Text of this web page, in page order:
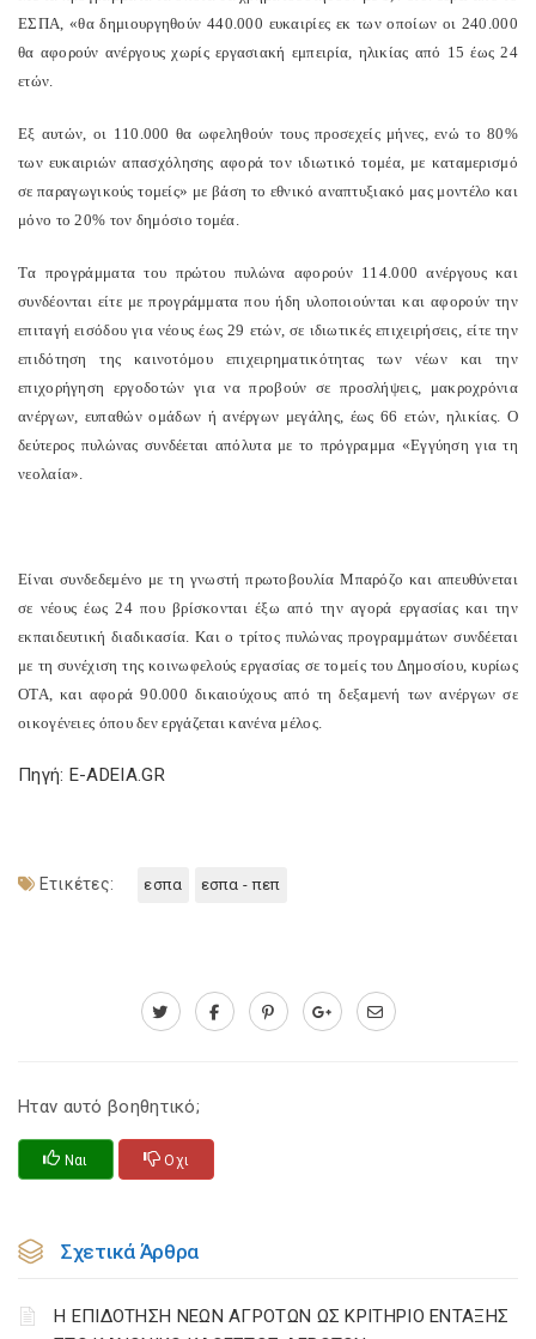
ΕΣΠΑ, «θα δημιουργηθούν 440.000 ευκαιρίες εκ των οποίων οι 240.000
θα αφορούν ανέργους χωρίς εργασιακή εμπειρία, ηλικίας από 15 έως 24
ετών.
Εξ αυτών, οι 110.000 θα ωφεληθούν τους προσεχείς μήνες, ενώ το 80%
των ευκαιριών απασχόλησης αφορά τον ιδιωτικό τομέα, με καταμερισμό
σε παραγωγικούς τομείς» με βάση το εθνικό αναπτυξιακό μας μοντέλο και
μόνο το 20% τον δημόσιο τομέα.
Tα προγράμματα του πρώτου πυλώνα αφορούν 114.000 ανέργους και
συνδέονται είτε με προγράμματα που ήδη υλοποιούνται και αφορούν την
επιταγή εισόδου για νέους έως 29 ετών, σε ιδιωτικές επιχειρήσεις, είτε την
επιδότηση της καινοτόμου επιχειρηματικότητας των νέων και την
επιχορήγηση εργοδοτών για να προβούν σε προσλήψεις, μακροχρόνια
ανέργων, ευπαθών ομάδων ή ανέργων μεγάλης, έως 66 ετών, ηλικίας. Ο
δεύτερος πυλώνας συνδέεται απόλυτα με το πρόγραμμα «Εγγύηση για τη
νεολαία».
Είναι συνδεδεμένο με τη γνωστή πρωτοβουλία Μπαρόζο και απευθύνεται
σε νέους έως 24 που βρίσκονται έξω από την αγορά εργασίας και την
εκπαιδευτική διαδικασία. Και ο τρίτος πυλώνας προγραμμάτων συνδέεται
με τη συνέχιση της κοινωφελούς εργασίας σε τομείς του Δημοσίου, κυρίως
ΟΤΑ, και αφορά 90.000 δικαιούχους από τη δεξαμενή των ανέργων σε
οικογένειες όπου δεν εργάζεται κανένα μέλος.
Πηγή: E-ADEIA.GR
Ετικέτες: εσπα εσπα - πεπ
Ηταν αυτό βοηθητικό;
Ναι Οχι
Σχετικά Άρθρα
Η ΕΠΙΔΟΤΗΣΗ ΝΕΩΝ ΑΓΡΟΤΩΝ ΩΣ ΚΡΙΤΗΡΙΟ ΕΝΤΑΞΗΣ